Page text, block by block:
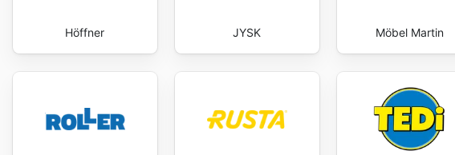
Höffner JYSK Möbel Martin